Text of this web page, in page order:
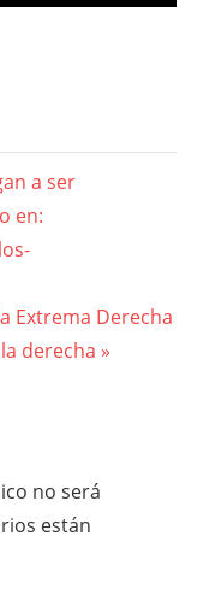
a ser
en:
Extrema Derecha
derecha
no será
están